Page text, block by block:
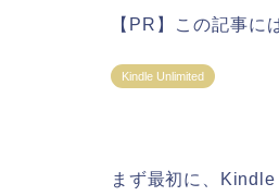
【PR】この記事に
Kindle Unlimited
まず最初に、